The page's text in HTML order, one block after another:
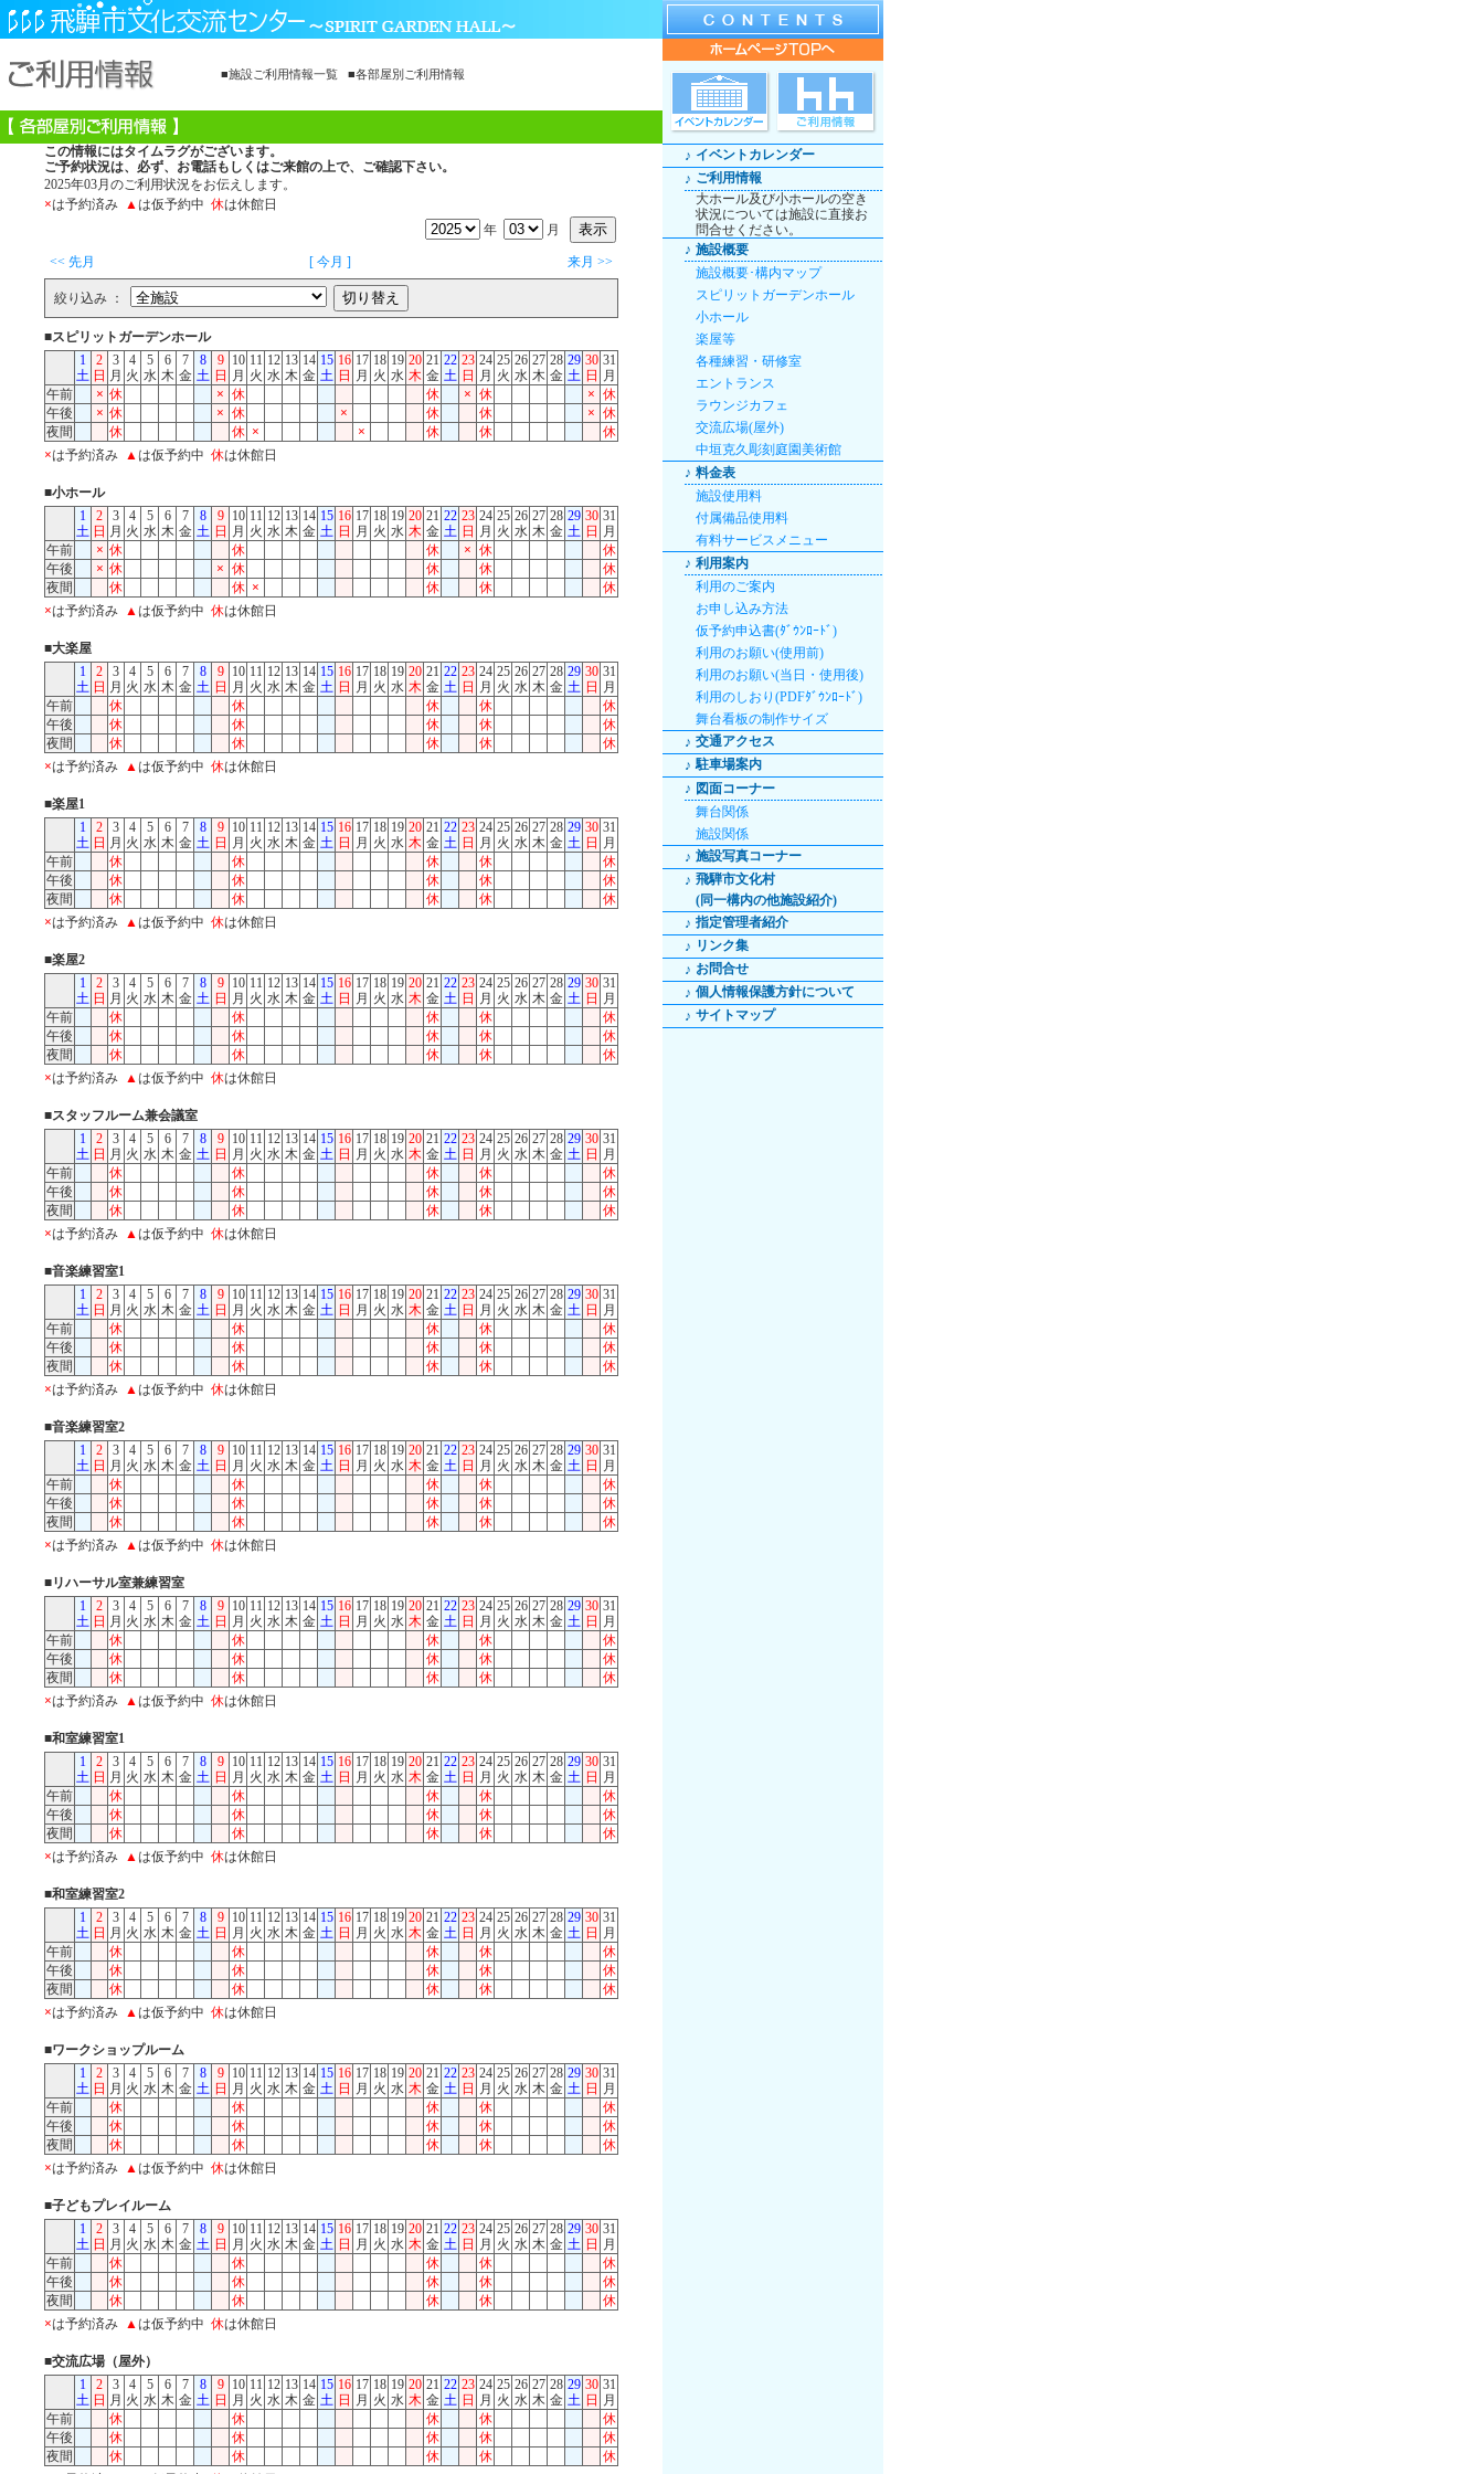
■施設ご利用情報一覧 ■各部屋別ご利用情報
この情報にはタイムラグがございます。
ご予約状況は、必ず、お電話もしくはご来館の上で、ご確認下さい。
2025年03月のご利用状況をお伝えします。
×は予約済み ▲は仮予約中 休は休館日
年
月
<< 先月 [ 今月 ] 来月 >>
絞り込み ：
■スピリットガーデンホール
1
土
2
日
3
月
4
火
5
水
6
木
7
金
8
土
9
日
10
月
11
火
12
水
13
木
14
金
15
土
16
日
17
月
18
火
19
水
20
木
21
金
22
土
23
日
24
月
25
火
26
水
27
木
28
金
29
土
30
日
31
月
午前
× 休 × 休 休 × 休 × 休
午後
× 休 × 休 × 休 休 × 休
夜間
休 休 × × 休 休
休
×は予約済み ▲は仮予約中 休は休館日
■小ホール
1
土
2
日
3
月
4
火
5
水
6
木
7
金
8
土
9
日
10
月
11
火
12
水
13
木
14
金
15
土
16
日
17
月
18
火
19
水
20
木
21
金
22
土
23
日
24
月
25
火
26
水
27
木
28
金
29
土
30
日
31
月
午前
× 休 休 休 × 休
休
午後
× 休 × 休 休 休
休
夜間
休 休 × 休 休
休
×は予約済み ▲は仮予約中 休は休館日
■大楽屋
1
土
2
日
3
月
4
火
5
水
6
木
7
金
8
土
9
日
10
月
11
火
12
水
13
木
14
金
15
土
16
日
17
月
18
火
19
水
20
木
21
金
22
土
23
日
24
月
25
火
26
水
27
木
28
金
29
土
30
日
31
月
午前
休 休 休 休
休
午後
休 休 休 休
休
夜間
休 休 休 休
休
×は予約済み ▲は仮予約中 休は休館日
■楽屋1
1
土
2
日
3
月
4
火
5
水
6
木
7
金
8
土
9
日
10
月
11
火
12
水
13
木
14
金
15
土
16
日
17
月
18
火
19
水
20
木
21
金
22
土
23
日
24
月
25
火
26
水
27
木
28
金
29
土
30
日
31
月
午前
休 休 休 休
休
午後
休 休 休 休
休
夜間
休 休 休 休
休
×は予約済み ▲は仮予約中 休は休館日
■楽屋2
1
土
2
日
3
月
4
火
5
水
6
木
7
金
8
土
9
日
10
月
11
火
12
水
13
木
14
金
15
土
16
日
17
月
18
火
19
水
20
木
21
金
22
土
23
日
24
月
25
火
26
水
27
木
28
金
29
土
30
日
31
月
午前
休 休 休 休
休
午後
休 休 休 休
休
夜間
休 休 休 休
休
×は予約済み ▲は仮予約中 休は休館日
■スタッフルーム兼会議室
1
土
2
日
3
月
4
火
5
水
6
木
7
金
8
土
9
日
10
月
11
火
12
水
13
木
14
金
15
土
16
日
17
月
18
火
19
水
20
木
21
金
22
土
23
日
24
月
25
火
26
水
27
木
28
金
29
土
30
日
31
月
午前
休 休 休 休
休
午後
休 休 休 休
休
夜間
休 休 休 休
休
×は予約済み ▲は仮予約中 休は休館日
■音楽練習室1
1
土
2
日
3
月
4
火
5
水
6
木
7
金
8
土
9
日
10
月
11
火
12
水
13
木
14
金
15
土
16
日
17
月
18
火
19
水
20
木
21
金
22
土
23
日
24
月
25
火
26
水
27
木
28
金
29
土
30
日
31
月
午前
休 休 休 休
休
午後
休 休 休 休
休
夜間
休 休 休 休
休
×は予約済み ▲は仮予約中 休は休館日
■音楽練習室2
1
土
2
日
3
月
4
火
5
水
6
木
7
金
8
土
9
日
10
月
11
火
12
水
13
木
14
金
15
土
16
日
17
月
18
火
19
水
20
木
21
金
22
土
23
日
24
月
25
火
26
水
27
木
28
金
29
土
30
日
31
月
午前
休 休 休 休
休
午後
休 休 休 休
休
夜間
休 休 休 休
休
×は予約済み ▲は仮予約中 休は休館日
■リハーサル室兼練習室
1
土
2
日
3
月
4
火
5
水
6
木
7
金
8
土
9
日
10
月
11
火
12
水
13
木
14
金
15
土
16
日
17
月
18
火
19
水
20
木
21
金
22
土
23
日
24
月
25
火
26
水
27
木
28
金
29
土
30
日
31
月
午前
休 休 休 休
休
午後
休 休 休 休
休
夜間
休 休 休 休
休
×は予約済み ▲は仮予約中 休は休館日
■和室練習室1
1
土
2
日
3
月
4
火
5
水
6
木
7
金
8
土
9
日
10
月
11
火
12
水
13
木
14
金
15
土
16
日
17
月
18
火
19
水
20
木
21
金
22
土
23
日
24
月
25
火
26
水
27
木
28
金
29
土
30
日
31
月
午前
休 休 休 休
休
午後
休 休 休 休
休
夜間
休 休 休 休
休
×は予約済み ▲は仮予約中 休は休館日
■和室練習室2
1
土
2
日
3
月
4
火
5
水
6
木
7
金
8
土
9
日
10
月
11
火
12
水
13
木
14
金
15
土
16
日
17
月
18
火
19
水
20
木
21
金
22
土
23
日
24
月
25
火
26
水
27
木
28
金
29
土
30
日
31
月
午前
休 休 休 休
休
午後
休 休 休 休
休
夜間
休 休 休 休
休
×は予約済み ▲は仮予約中 休は休館日
■ワークショップルーム
1
土
2
日
3
月
4
火
5
水
6
木
7
金
8
土
9
日
10
月
11
火
12
水
13
木
14
金
15
土
16
日
17
月
18
火
19
水
20
木
21
金
22
土
23
日
24
月
25
火
26
水
27
木
28
金
29
土
30
日
31
月
午前
休 休 休 休
休
午後
休 休 休 休
休
夜間
休 休 休 休
休
×は予約済み ▲は仮予約中 休は休館日
■子どもプレイルーム
1
土
2
日
3
月
4
火
5
水
6
木
7
金
8
土
9
日
10
月
11
火
12
水
13
木
14
金
15
土
16
日
17
月
18
火
19
水
20
木
21
金
22
土
23
日
24
月
25
火
26
水
27
木
28
金
29
土
30
日
31
月
午前
休 休 休 休
休
午後
休 休 休 休
休
夜間
休 休 休 休
休
×は予約済み ▲は仮予約中 休は休館日
■交流広場（屋外）
1
土
2
日
3
月
4
火
5
水
6
木
7
金
8
土
9
日
10
月
11
火
12
水
13
木
14
金
15
土
16
日
17
月
18
火
19
水
20
木
21
金
22
土
23
日
24
月
25
火
26
水
27
木
28
金
29
土
30
日
31
月
午前
休 休 休 休
休
午後
休 休 休 休
休
夜間
休 休 休 休
休
♪ イベントカレンダー
♪ ご利用情報
大ホール及び小ホールの空き
状況については施設に直接お
問合せください。
♪ 施設概要
施設概要･構内マップ
スピリットガーデンホール
小ホール
楽屋等
各種練習・研修室
エントランス
ラウンジカフェ
交流広場(屋外)
中垣克久彫刻庭園美術館
♪ 料金表
施設使用料
付属備品使用料
有料サービスメニュー
♪ 利用案内
利用のご案内
お申し込み方法
仮予約申込書(ﾀﾞｳﾝﾛｰﾄﾞ)
利用のお願い(使用前)
利用のお願い(当日・使用後)
利用のしおり(PDFﾀﾞｳﾝﾛｰﾄﾞ)
舞台看板の制作サイズ
♪ 交通アクセス
♪ 駐車場案内
♪ 図面コーナー
舞台関係
施設関係
♪ 施設写真コーナー
♪ 飛騨市文化村
(同一構内の他施設紹介)
♪ 指定管理者紹介
♪ リンク集
♪ お問合せ
♪ 個人情報保護方針について
♪ サイトマップ